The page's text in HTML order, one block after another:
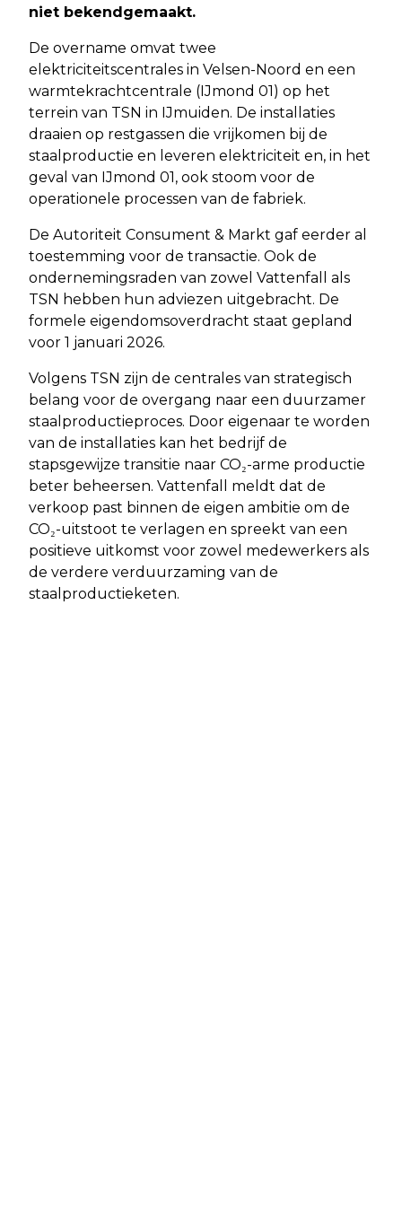
niet bekendgemaakt.
De overname omvat twee
elektriciteitscentrales in Velsen-Noord en een
warmtekrachtcentrale (IJmond 01) op het
terrein van TSN in IJmuiden. De installaties
draaien op restgassen die vrijkomen bij de
staalproductie en leveren elektriciteit en, in het
geval van IJmond 01, ook stoom voor de
operationele processen van de fabriek.
De Autoriteit Consument & Markt gaf eerder al
toestemming voor de transactie. Ook de
ondernemingsraden van zowel Vattenfall als
TSN hebben hun adviezen uitgebracht. De
formele eigendomsoverdracht staat gepland
voor 1 januari 2026.
Volgens TSN zijn de centrales van strategisch
belang voor de overgang naar een duurzamer
staalproductieproces. Door eigenaar te worden
van de installaties kan het bedrijf de
stapsgewijze transitie naar CO₂-arme productie
beter beheersen. Vattenfall meldt dat de
verkoop past binnen de eigen ambitie om de
CO₂-uitstoot te verlagen en spreekt van een
positieve uitkomst voor zowel medewerkers als
de verdere verduurzaming van de
staalproductieketen.